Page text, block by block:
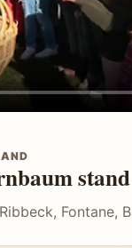
stand
Fontane,